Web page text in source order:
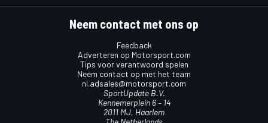
Neem contact met ons op
Feedback
Adverteren op Motorsport.com
Tips voor verantwoord spelen
Neem contact op met het team
nl.adsales@motorsport.com
SportUpdate B.V.
Kennemerplein 6 – 14
2011 MJ, Haarlem